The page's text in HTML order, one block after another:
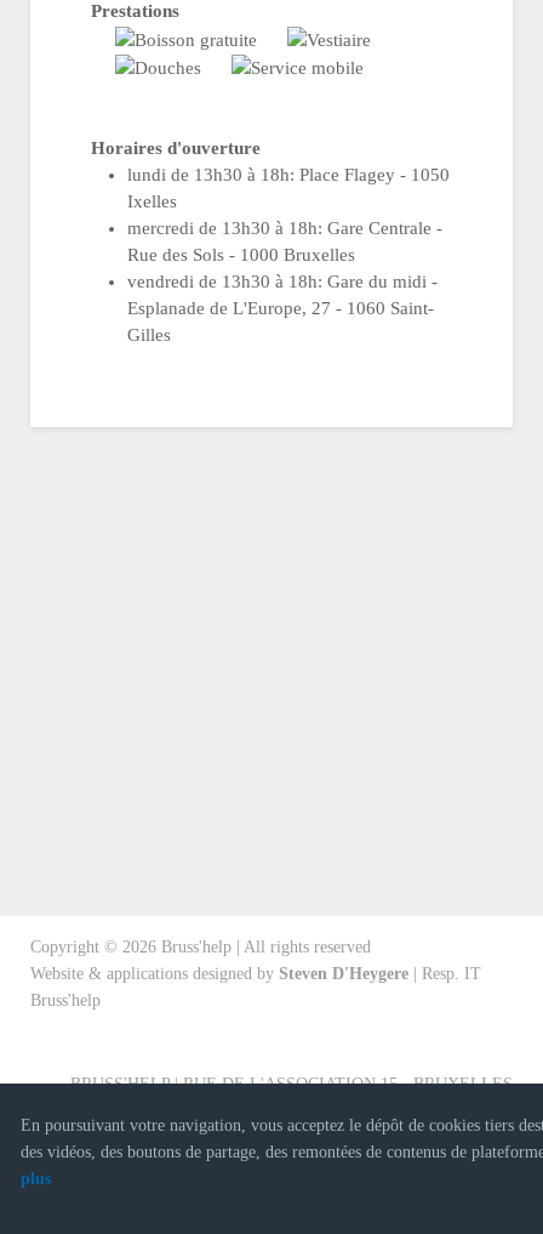
Prestations
Horaires d'ouverture
lundi de 13h30 à 18h: Place Flagey - 1050
Ixelles
mercredi de 13h30 à 18h: Gare Centrale -
Rue des Sols - 1000 Bruxelles
vendredi de 13h30 à 18h: Gare du midi -
Esplanade de L'Europe, 27 - 1060 Saint-
Gilles
Copyright © 2026 Bruss'help | All rights reserved
Website & applications designed by Steven D'Heygere | Resp. IT
Bruss'help
En poursuivant votre navigation, vous acceptez le dépôt de cookies tiers
des vidéos, des boutons de partage, des remontées de contenus de
plus
BRUSS'HELP | RUE DE L'ASSOCIATION 15 - BRUXELLES